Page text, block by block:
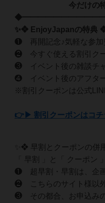
今だけの特
✨❖ EnjoyJapanの特典
❶ 再開記念♪気軽な参加
❷ 今すぐ使える割引ク
❸ イベント後の雑談チ
❹ イベント後のアフタ
※割引クーポンは公式
👉▶ 割引クーポンはコ
✨❖ 早割とクーポンの併
「 早割 」と「 クーポ
❶ 超早割・早割は、企
❷ こちらのサイト様以外
❸ その都合、お申込みの